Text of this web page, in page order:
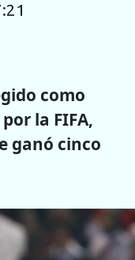
como
la FIFA,
ganó cinco